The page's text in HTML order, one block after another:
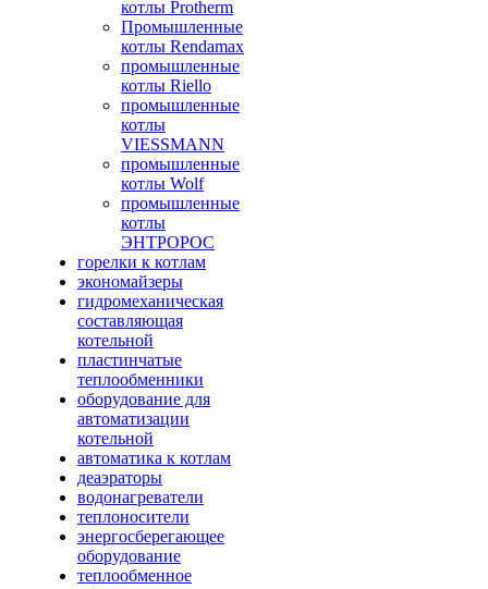
котлы Protherm
Промышленные
котлы Rendamax
промышленные
котлы Riello
промышленные
котлы
VIESSMANN
промышленные
котлы Wolf
промышленные
котлы
ЭНТРОРОС
горелки к котлам
экономайзеры
гидромеханическая
составляющая
котельной
пластинчатые
теплообменники
оборудование для
автоматизации
котельной
автоматика к котлам
деаэраторы
водонагреватели
теплоносители
энергосберегающее
оборудование
теплообменное